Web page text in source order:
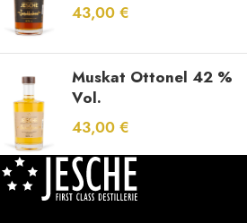
43,00 €
Muskat Ottonel 42 %
Vol.
43,00 €